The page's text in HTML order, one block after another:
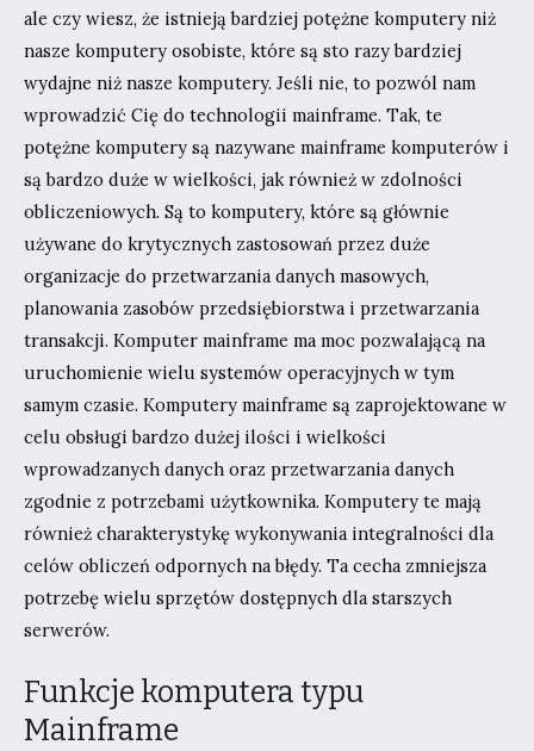
ale czy wiesz, że istnieją bardziej potężne komputery niż
nasze komputery osobiste, które są sto razy bardziej
wydajne niż nasze komputery. Jeśli nie, to pozwól nam
wprowadzić Cię do technologii mainframe. Tak, te
potężne komputery są nazywane mainframe komputerów i
są bardzo duże w wielkości, jak również w zdolności
obliczeniowych. Są to komputery, które są głównie
używane do krytycznych zastosowań przez duże
organizacje do przetwarzania danych masowych,
planowania zasobów przedsiębiorstwa i przetwarzania
transakcji. Komputer mainframe ma moc pozwalającą na
uruchomienie wielu systemów operacyjnych w tym
samym czasie. Komputery mainframe są zaprojektowane w
celu obsługi bardzo dużej ilości i wielkości
wprowadzanych danych oraz przetwarzania danych
zgodnie z potrzebami użytkownika. Komputery te mają
również charakterystykę wykonywania integralności dla
celów obliczeń odpornych na błędy. Ta cecha zmniejsza
potrzebę wielu sprzętów dostępnych dla starszych
serwerów.
Funkcje komputera typu
Mainframe